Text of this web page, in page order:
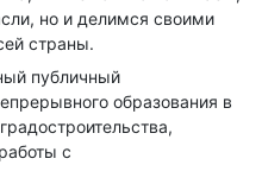
но и делимся своими
страны.
публичный
образования в
с